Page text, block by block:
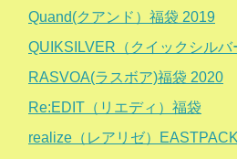
Quand(クアンド）福袋 2019
QUIKSILVER（クイックシルバ
RASVOA(ラスボア)福袋 2020
Re:EDIT（リエディ）福袋
realize（レアリゼ）